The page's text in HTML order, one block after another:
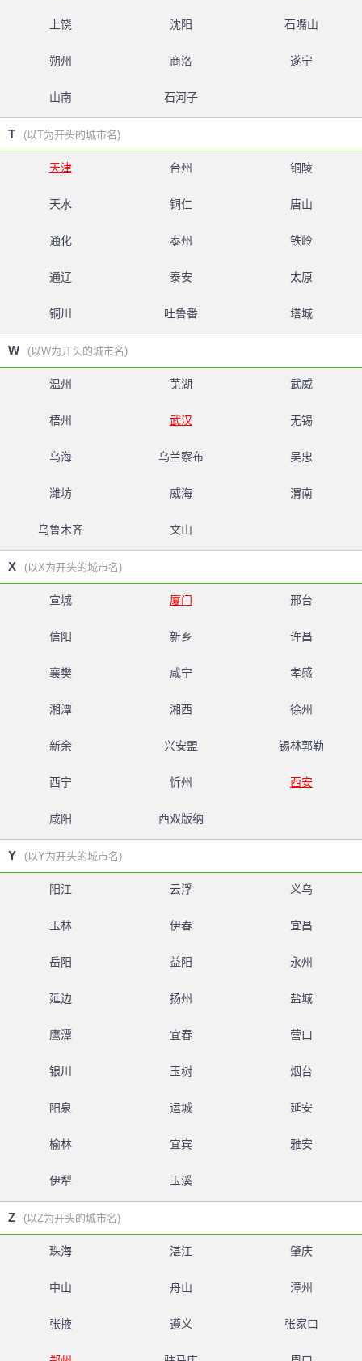
上饶 沈阳 石嘴山
朔州 商洛 遂宁
山南 石河子
T (以T为开头的城市名)
天津 台州 铜陵
天水 铜仁 唐山
通化 泰州 铁岭
通辽 泰安 太原
铜川 吐鲁番 塔城
W (以W为开头的城市名)
温州 芜湖 武威
梧州 武汉 无锡
乌海 乌兰察布 吴忠
潍坊 威海 渭南
乌鲁木齐 文山
X (以X为开头的城市名)
宣城 厦门 邢台
信阳 新乡 许昌
襄樊 咸宁 孝感
湘潭 湘西 徐州
新余 兴安盟 锡林郭勒
西宁 忻州 西安
咸阳 西双版纳
Y (以Y为开头的城市名)
阳江 云浮 义乌
玉林 伊春 宜昌
岳阳 益阳 永州
延边 扬州 盐城
鹰潭 宜春 营口
银川 玉树 烟台
阳泉 运城 延安
榆林 宜宾 雅安
伊犁 玉溪
Z (以Z为开头的城市名)
珠海 湛江 肇庆
中山 舟山 漳州
张掖 遵义 张家口